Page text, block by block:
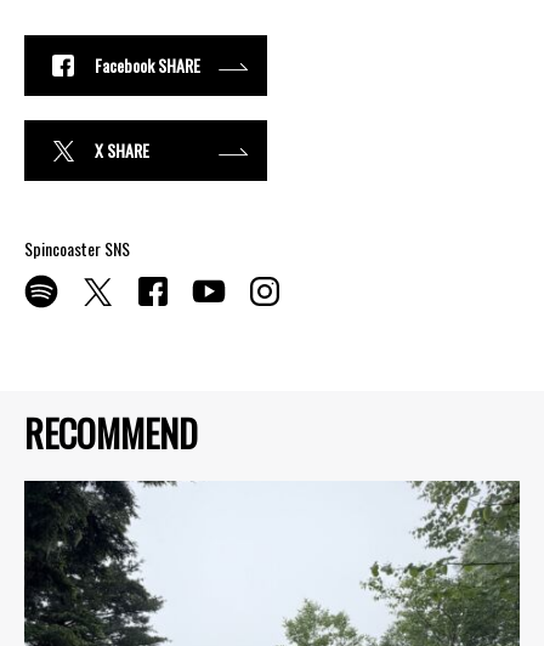
RECOMMEND
Facebook SHARE
X SHARE
Spincoaster SNS